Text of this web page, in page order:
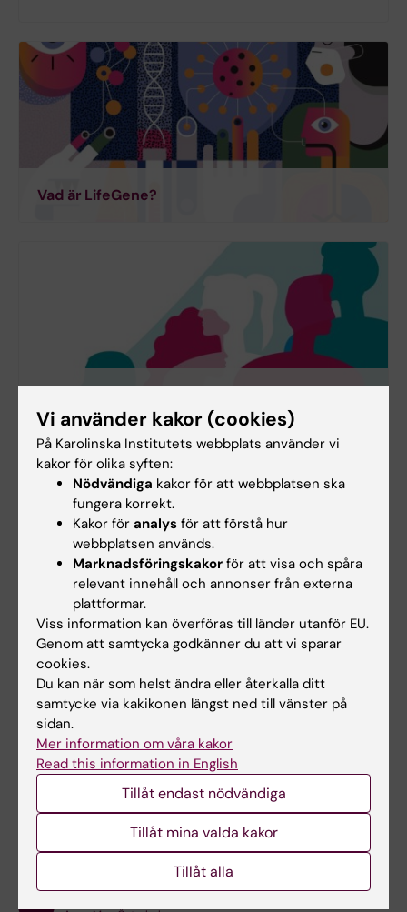
Vad är LifeGene?
För dig som forskar
Pågående forskning i LifeGene
Vi använder kakor (cookies)
På Karolinska Institutets webbplats använder vi
kakor för olika syften:
Nödvändiga kakor för att webbplatsen ska
fungera korrekt.
Kakor för analys för att förstå hur
webbplatsen används.
Marknadsföringskakor för att visa och spåra
relevant innehåll och annonser från externa
plattformar.
Viss information kan överföras till länder utanför EU.
Genom att samtycka godkänner du att vi sparar
cookies.
Du kan när som helst ändra eller återkalla ditt
samtycke via kakikonen längst ned till vänster på
sidan.
Mer information om våra kakor
Read this information in English
Tillåt endast nödvändiga
Tillåt mina valda kakor
Tillåt alla